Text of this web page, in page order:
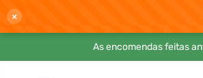
×
As encomendas feitas